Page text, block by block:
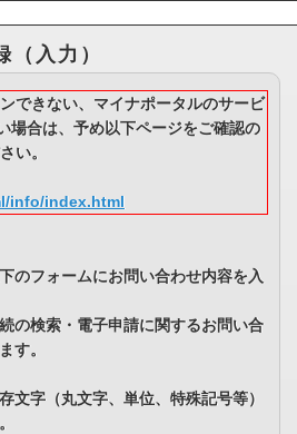
（入力）
できない、マイナポータルのサービ
場合は、予め以下ページをご確認の
い。
info/index.html
のフォームにお問い合わせ内容を入
の検索・電子申請に関するお問い合
す。
文字（丸文字、単位、特殊記号等）